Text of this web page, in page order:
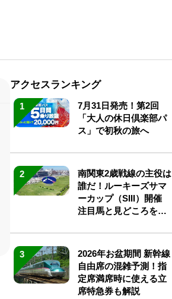
アクセスランキング
1
7月31日発売！第2回
「大人の休日倶楽部パ
ス」で初秋の旅へ
2
南関東2歳戦線の主役は
誰だ！ルーキーズサマ
ーカップ（SIII）開催
注目馬と見どころをチ
3
2026年お盆期間 新幹線
自由席の混雑予測！指
定席満席時に使える立
席特急券も解説